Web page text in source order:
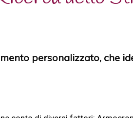
personalizzato, che